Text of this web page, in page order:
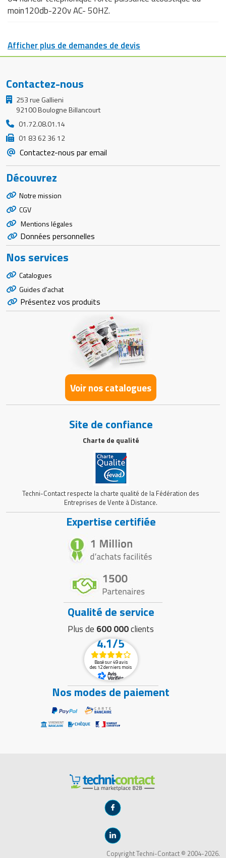
moin120db-220v AC- 50HZ.
Afficher plus de demandes de devis
Contactez-nous
253 rue Gallieni
92100 Boulogne Billancourt
01.72.08.01.14
01 83 62 36 12
Contactez-nous par email
Découvrez
Notre mission
CGV
Mentions légales
Données personnelles
Nos services
Catalogues
Guides d'achat
Présentez vos produits
Voir nos catalogues
Site de confiance
Charte de qualité
Techni-Contact respecte la charte qualité de la Fédération des
Entreprises de Vente à Distance.
Expertise certifiée
Qualité de service
Plus de 600 000clients
4.1/5
Basé sur 49 avis
des 12 derniers mois
Nos modes de paiement
Copyright Techni-Contact © 2004-2026.